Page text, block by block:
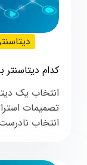
کدام
انتخاب یک
تصمیمات
انتخاب